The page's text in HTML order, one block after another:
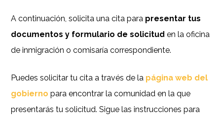
A continuación, solicita una cita para presentar tus
documentos y formulario de solicitud en la oficina
de inmigración o comisaría correspondiente.
Puedes solicitar tu cita a través de la página web del
gobierno para encontrar la comunidad en la que
presentarás tu solicitud. Sigue las instrucciones para